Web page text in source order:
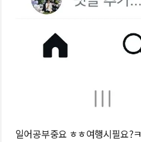
일어공부중요 ㅎㅎ여행시필요?ㅋ